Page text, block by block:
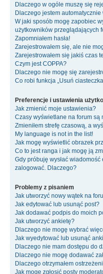
Dlaczego w ogóle muszę się
Dlaczego jestem
W jaki sposób mogę zapobiec
użytkowników przeglądających
Zapomniałem hasła!
Zarejestrowałem się, ale nie
Zarejestrowałem się jakiś czas
Czym jest COPPA?
Dlaczego nie mogę się
Co robi funkcja „Usuń
Preferencje i ustawienia
Jak zmienić moje ustawienia?
Czasy wyświetlane na forum są
Zmieniłem strefę czasową, a
My language is not in the list!
Jak mogę wyświetlić obrazek
Co to jest ranga i jak mogę ją
Gdy próbuję wysłać
zalogować. Dlaczego?
Problemy z pisaniem
Jak utworzyć nowy wątek na
Jak edytować lub usunąć post?
Jak dodawać podpis do moich
Jak utworzyć ankietę?
Dlaczego nie mogę wybrać
Jak wyedytować lub usunąć
Dlaczego nie mam dostępu do
Dlaczego nie mogę dodawać
Dlaczego otrzymałem
Jak mogę zgłosić posty